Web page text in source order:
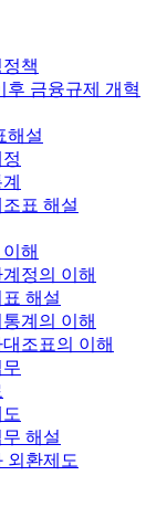
책
후 금융규제 개혁
해설
표 해설
해
정의 이해
해설
계의 이해
조표의 이해
해설
외환제도